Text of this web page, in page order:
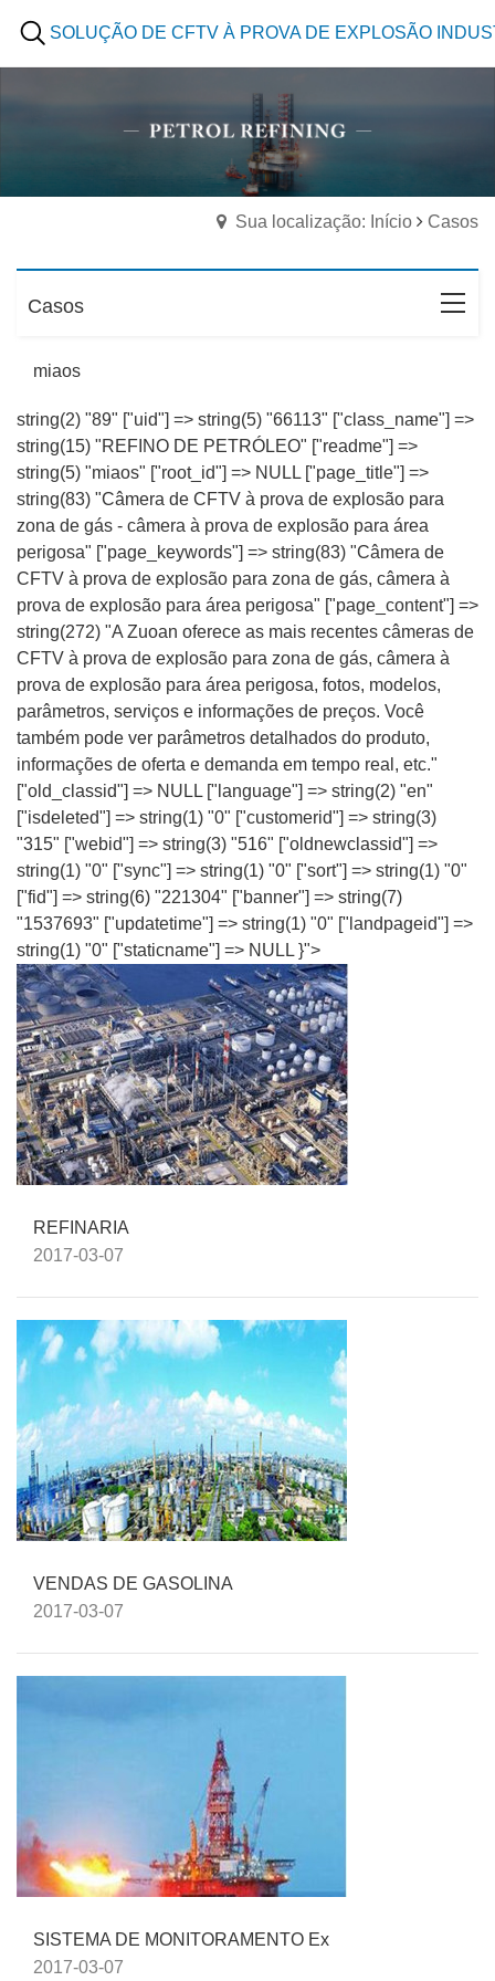
SOLUÇÃO DE CFTV À PROVA DE EXPLOSÃO
Sua localização: Início Casos
Casos
miaos
string(2) "89" ["uid"] => string(5) "66113" ["class_name"] =>
string(15) "REFINO DE PETRÓLEO" ["readme"] =>
string(5) "miaos" ["root_id"] => NULL ["page_title"] =>
string(83) "Câmera de CFTV à prova de explosão para
zona de gás - câmera à prova de explosão para área
perigosa" ["page_keywords"] => string(83) "Câmera de
CFTV à prova de explosão para zona de gás, câmera à
prova de explosão para área perigosa" ["page_content"] =>
string(272) "A Zuoan oferece as mais recentes câmeras de
CFTV à prova de explosão para zona de gás, câmera à
prova de explosão para área perigosa, fotos, modelos,
parâmetros, serviços e informações de preços. Você
também pode ver parâmetros detalhados do produto,
informações de oferta e demanda em tempo real, etc."
["old_classid"] => NULL ["language"] => string(2) "en"
["isdeleted"] => string(1) "0" ["customerid"] => string(3)
"315" ["webid"] => string(3) "516" ["oldnewclassid"] =>
string(1) "0" ["sync"] => string(1) "0" ["sort"] => string(1) "0"
["fid"] => string(6) "221304" ["banner"] => string(7)
"1537693" ["updatetime"] => string(1) "0" ["landpageid"] =>
string(1) "0" ["staticname"] => NULL }">
REFINARIA
2017-03-07
VENDAS DE GASOLINA
2017-03-07
SISTEMA DE MONITORAMENTO Ex
2017-03-07